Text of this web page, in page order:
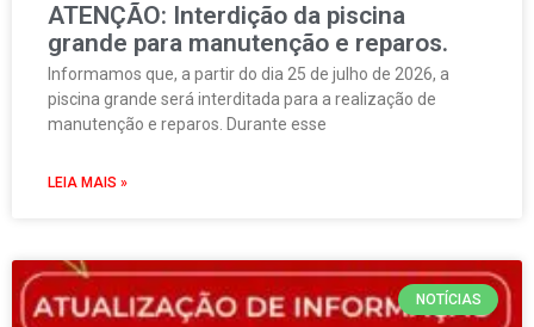
ATENÇÃO: Interdição da piscina
grande para manutenção e reparos.
Informamos que, a partir do dia 25 de julho de 2026, a
piscina grande será interditada para a realização de
manutenção e reparos. Durante esse
LEIA MAIS »
NOTÍCIAS